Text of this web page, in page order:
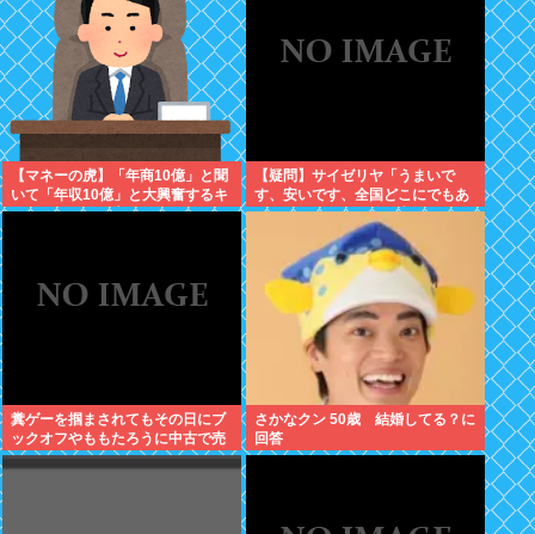
【マネーの虎】「年商10億」と聞
いて「年収10億」と大興奮するキ
ッズに教えたい大人のリアル
【疑問】サイゼリヤ「うまいで
す、安いです、全国どこにでもあ
ります」←こいつの弱点
糞ゲーを掴まされてもその日にブ
ックオフやももたろうに中古で売
りつける事ができなくなる時代に
さかなクン 50歳 結婚してる？に
回答